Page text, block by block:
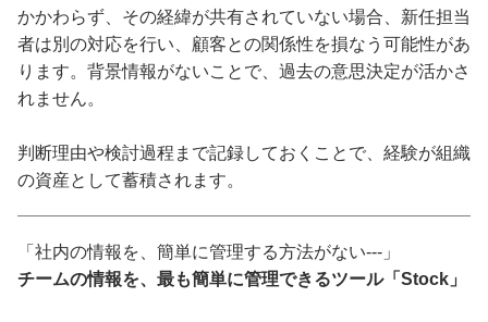
かかわらず、その経緯が共有されていない場合、新任担当
者は別の対応を行い、顧客との関係性を損なう可能性があ
ります。背景情報がないことで、過去の意思決定が活かさ
れません。
判断理由や検討過程まで記録しておくことで、経験が組織
の資産として蓄積されます。
「社内の情報を、簡単に管理する方法がない---」
チームの情報を、最も簡単に管理できるツール「Stock」